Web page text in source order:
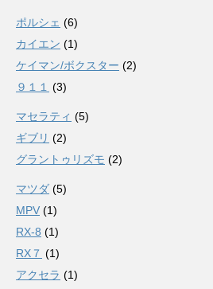
ポルシェ (6)
カイエン (1)
ケイマン/ボクスター (2)
９１１
(3)
マセラティ (5)
ギブリ (2)
グラントゥリズモ (2)
マツダ (5)
MPV (1)
RX-8 (1)
RX７ (1)
アクセラ (1)